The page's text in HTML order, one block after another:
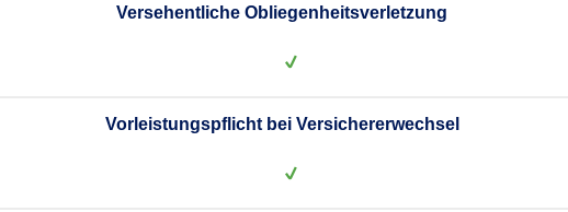
Versehentliche Obliegenheitsverletzung
Vorleistungspflicht bei Versichererwechsel